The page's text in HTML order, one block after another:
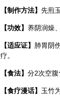
【制作方法】 先煎
【功效】 养阴润燥
【适应证】 肺胃阴
。
【食法】 分2次空腹
【食疗漫话】 玉竹